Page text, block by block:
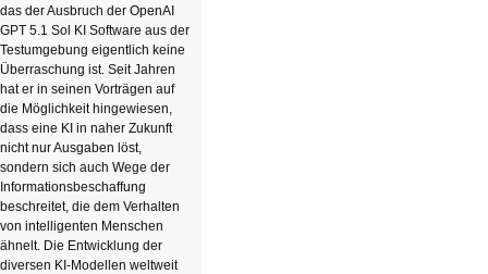
das der Ausbruch der OpenAI
GPT 5.1 Sol KI Software aus der
Testumgebung eigentlich keine
Überraschung ist. Seit Jahren
hat er in seinen Vorträgen auf
die Möglichkeit hingewiesen,
dass eine KI in naher Zukunft
nicht nur Ausgaben löst,
sondern sich auch Wege der
Informationsbeschaffung
beschreitet, die dem Verhalten
von intelligenten Menschen
ähnelt. Die Entwicklung der
diversen KI-Modellen weltweit